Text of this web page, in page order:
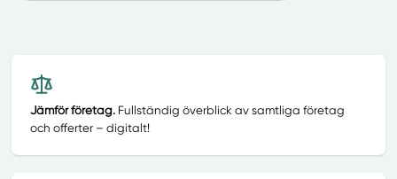
Jämför företag.Fullständig överblick av samtliga företag
och offerter – digitalt!